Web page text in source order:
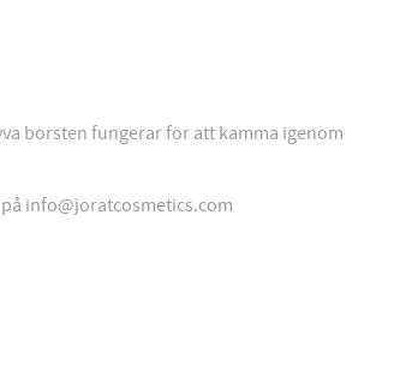
borsten fungerar för att kamma igenom
info@joratcosmetics.com